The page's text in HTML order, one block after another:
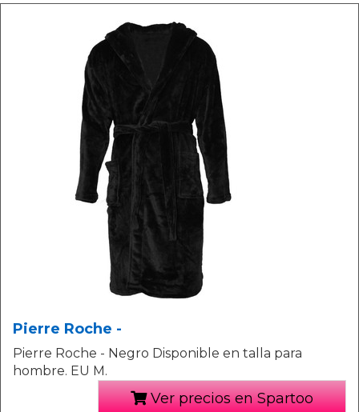
Pierre Roche -
Pierre Roche - Negro Disponible en talla para
hombre. EU M.
Ver precios en Spartoo